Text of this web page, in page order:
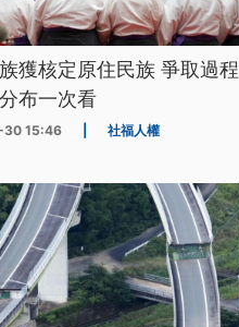
獲核定原住民族 爭取過程
布一次看
15:46 社福人權